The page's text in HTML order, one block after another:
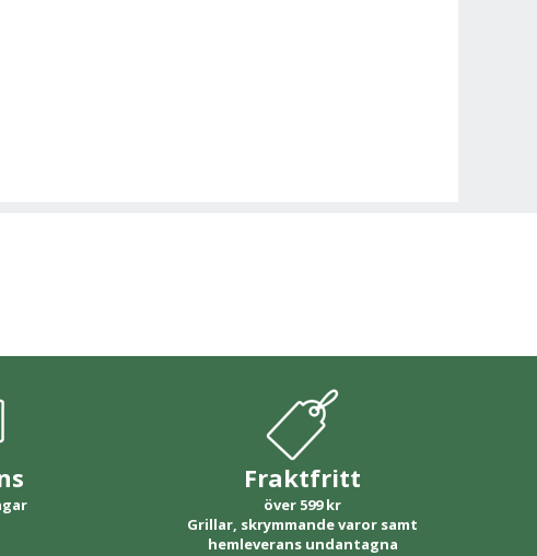
Fraktfritt
över 599 kr
Grillar, skrymmande varor samt
hemleverans undantagna